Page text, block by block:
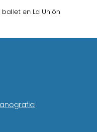
en La Unión